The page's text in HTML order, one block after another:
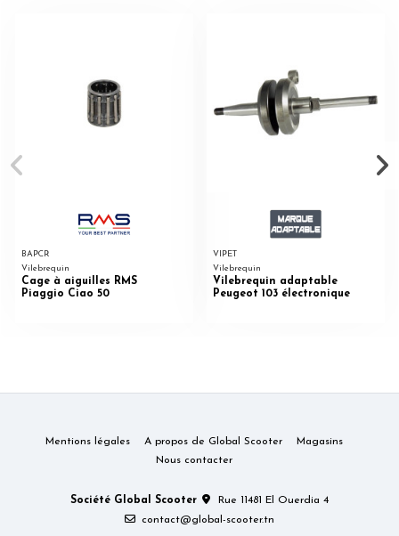
BAPCR
Vilebrequin
Cage à aiguilles RMS
Piaggio Ciao 50
VIPET
Vilebrequin
Vilebrequin adaptable
Peugeot 103 électronique
Mentions légales A propos de Global Scooter
Magasins
Nous contacter
Société Global Scooter
Rue 11481 El Ouerdia 4
contact@global-scooter.tn